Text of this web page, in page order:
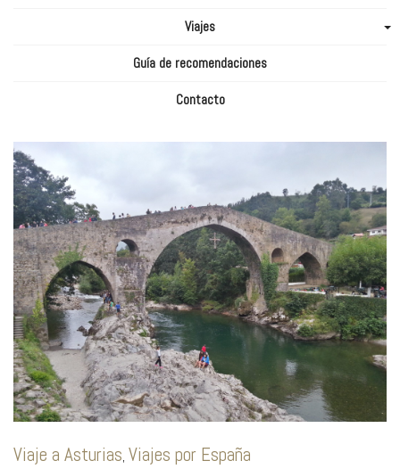
Viajes
Guía de recomendaciones
Contacto
Viaje a Asturias, Viajes por España